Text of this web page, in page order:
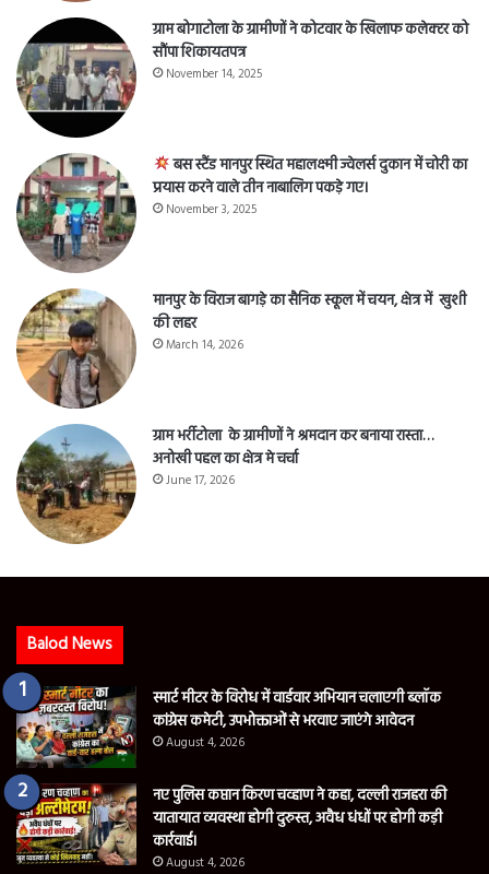
ग्राम बोगाटोला के ग्रामीणों ने कोटवार के खिलाफ कलेक्टर को
सौंपा शिकायतपत्र
November 14, 2025
बस स्टैंड मानपुर स्थित महालक्ष्मी ज्वेलर्स दुकान में चोरी का
प्रयास करने वाले तीन नाबालिग पकड़े गए।
November 3, 2025
मानपुर के विराज बागड़े का सैनिक स्कूल में चयन, क्षेत्र में खुशी
की लहर
March 14, 2026
ग्राम भर्रीटोला के ग्रामीणों ने श्रमदान कर बनाया रास्ता…
अनोखी पहल का क्षेत्र मे चर्चा
June 17, 2026
Balod News
स्मार्ट मीटर के विरोध में वार्डवार अभियान चलाएगी ब्लॉक
कांग्रेस कमेटी, उपभोक्ताओं से भरवाए जाएंगे आवेदन
August 4, 2026
नए पुलिस कप्तान किरण चव्हाण ने कहा, दल्ली राजहरा की
यातायात व्यवस्था होगी दुरुस्त, अवैध धंधों पर होगी कड़ी
कार्रवाई।
August 4, 2026